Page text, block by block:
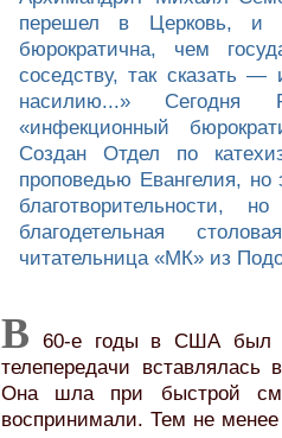
перешел в Церковь, и
бюрократична, чем
соседству, так сказать
насилию...» Сегодня
«инфекционный
Создан Отдел по
проповедью Евангелия, но
благотворительности,
благодетельная
читательница «МК» из
В 60-е годы в США был
телепередачи вставлялась
Она шла при быстрой
воспринимали. Тем не